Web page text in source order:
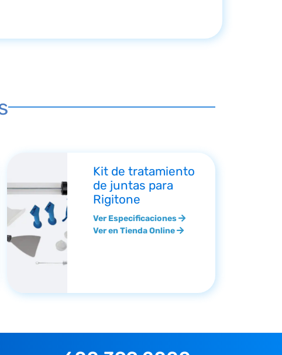
Kit de tratamiento
de juntas para
Rigitone
Ver Especificaciones
Ver en Tienda Online